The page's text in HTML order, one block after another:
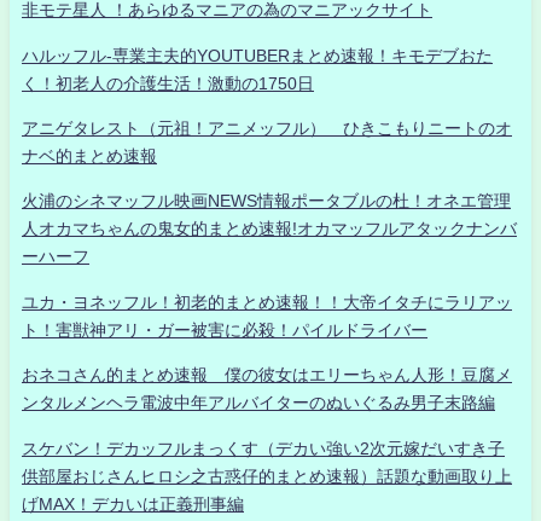
非モテ星人 ！あらゆるマニアの為のマニアックサイト
ハルッフル-専業主夫的YOUTUBERまとめ速報！キモデブおた
く！初老人の介護生活！激動の1750日
アニゲタレスト（元祖！アニメッフル） ひきこもりニートのオ
ナベ的まとめ速報
火浦のシネマッフル映画NEWS情報ポータブルの杜！オネエ管理
人オカマちゃんの鬼女的まとめ速報!オカマッフルアタックナンバ
ーハーフ
ユカ・ヨネッフル！初老的まとめ速報！！大帝イタチにラリアッ
ト！害獣神アリ・ガー被害に必殺！パイルドライバー
おネコさん的まとめ速報 僕の彼女はエリーちゃん人形！豆腐メ
ンタルメンヘラ電波中年アルバイターのぬいぐるみ男子末路編
スケバン！デカッフルまっくす（デカい強い2次元嫁だいすき子
供部屋おじさんヒロシ之古惑仔的まとめ速報）話題な動画取り上
げMAX！デカいは正義刑事編